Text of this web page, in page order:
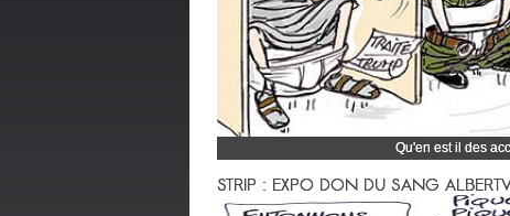
Qu'en est il des
Cliquez et découvrez
STRIP : EXPO DON DU SANG